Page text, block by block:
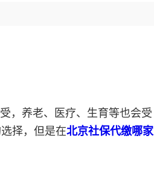
，养老、医疗、生育等也会受
择，但是在北京社保代缴哪家